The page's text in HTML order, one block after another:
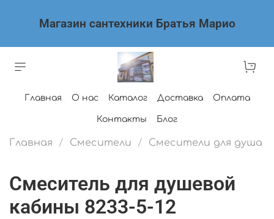
Магазин сантехники Братья Марио
Главная О нас Каталог Доставка Оплата
Контакты Блог
Главная Смесители Смесители для душа
Смеситель для душевой
кабины 8233-5-12